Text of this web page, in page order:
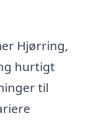
Hjørring,
hurtigt
til